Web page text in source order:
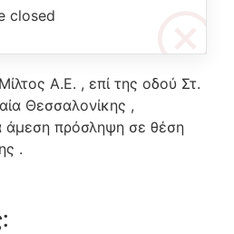
closed
Α.Ε. , επί της οδού Στ.
Θεσσαλονίκης ,
άμεση πρόσληψη σε θέση
.